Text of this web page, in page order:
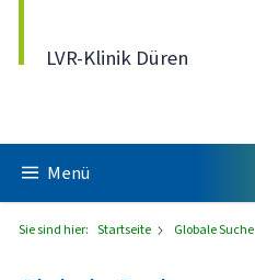
LVR-Klinik Düren
Menü
Sie sind hier: Startseite Globale Suche